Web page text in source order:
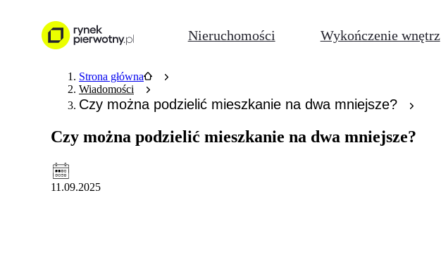
Nieruchomości Wykończenie wnętrz
Strona główna
Wiadomości
Czy można podzielić mieszkanie na dwa mniejsze?
Czy można podzielić mieszkanie na dwa mniejsze?
11.09.2025